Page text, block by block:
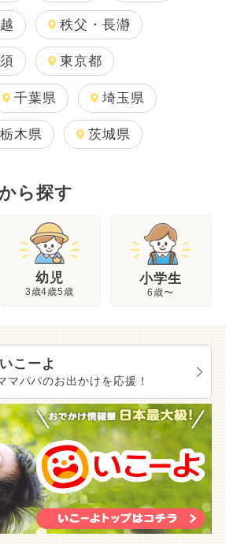
秩父・長瀞
東京都
千葉県 埼玉県
栃木県 茨城県
ら探す
幼児
3歳4歳5歳
小学生
6歳〜
こーよ
マパパのお出かけを応援！